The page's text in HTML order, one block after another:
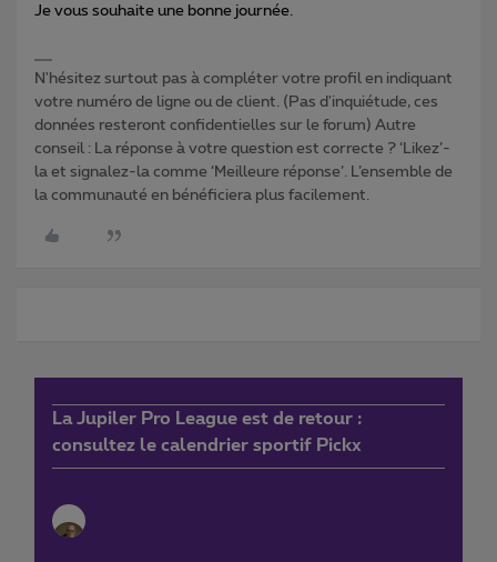
Je vous souhaite une bonne journée.
N'hésitez surtout pas à compléter votre profil en indiquant
votre numéro de ligne ou de client. (Pas d'inquiétude, ces
données resteront confidentielles sur le forum) Autre
conseil : La réponse à votre question est correcte ? ‘Likez’-
la et signalez-la comme ‘Meilleure réponse’. L’ensemble de
la communauté en bénéficiera plus facilement.
La Jupiler Pro League est de retour :
consultez le calendrier sportif Pickx